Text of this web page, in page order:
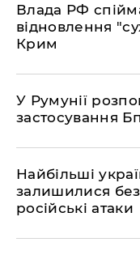
Влада РФ
відновлення
Крим
У Румунії
застосування
Найбільші
залишилися
російські атаки